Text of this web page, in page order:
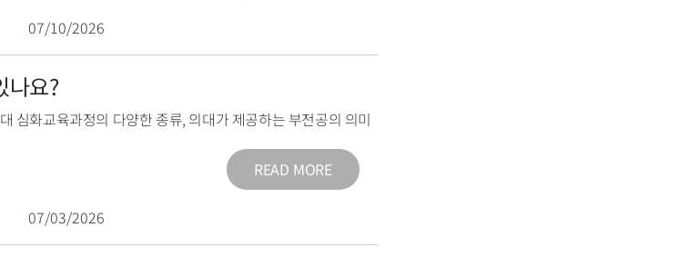
07/10/2026
나요?
심화교육과정의 다양한 종류, 의대가 제공하는 부전공의 의미
READ MORE
07/03/2026